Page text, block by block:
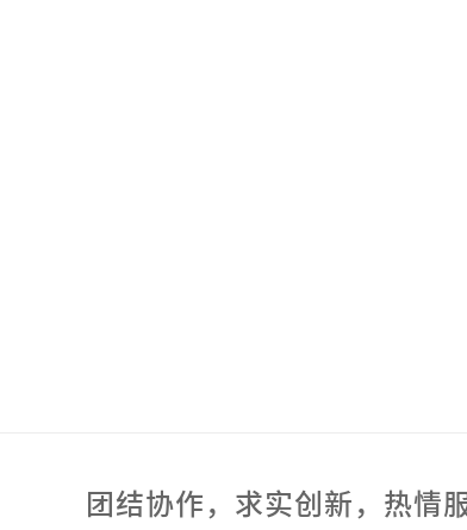
团结协作，求实创新，热情服